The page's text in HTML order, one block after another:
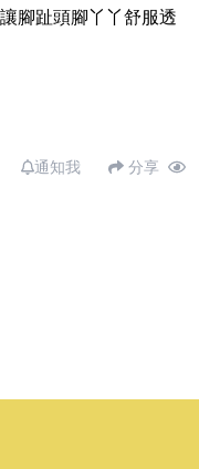
腳趾頭腳丫丫舒服透
通知我 分享